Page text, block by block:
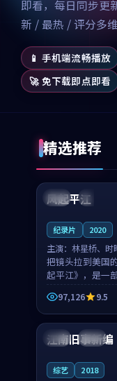
即看，每日同步更
新 / 最热 / 评分多维
📱 手机端流畅播放
🚀 免下载即点即看
精选推荐
美国 完结
风起平江
纪录片 2020
主演： 林星桥、时
把镜头拉到美国
起平江》，是一
光记忆为底色的
品。林星桥和时
献了2020年颇受
合作演出，影片
层次与现实质感之
97,126 9.5
日本 院线
江南旧事新编
综艺 2018